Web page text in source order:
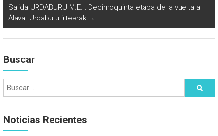
Salida URDABURU M.E. : Decimoquinta etapa de la vuelta a
Álava. Urdaburu irteerak →
Buscar
Noticias Recientes